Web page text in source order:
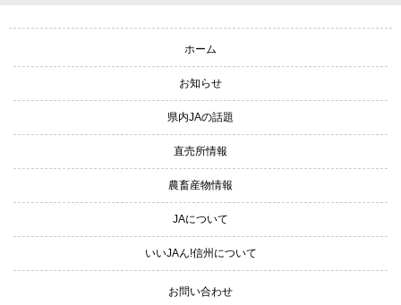
サイトナビゲーション
ホーム
お知らせ
県内JAの話題
直売所情報
農畜産物情報
JAについて
いいJAん!信州について
お問い合わせ